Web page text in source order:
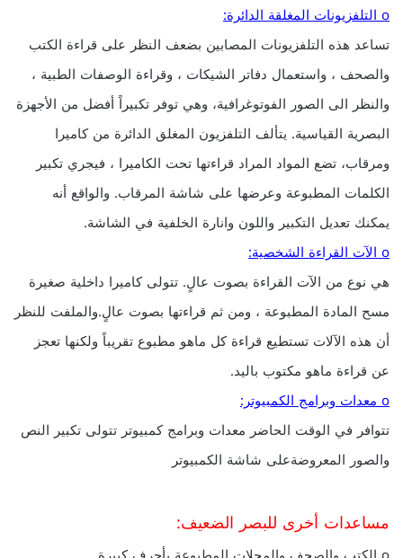
o التلفزيونات المغلقة الدائرة:
تساعد هذه التلفزيونات المصابين بضعف النظر على قراءة الكتب
والصحف ، واستعمال دفاتر الشيكات ، وقراءة الوصفات الطبية ،
والنظر الى الصور الفوتوغرافية، وهي توفر تكبيراً أفضل من الأجهزة
البصرية القياسية. يتألف التلفزيون المغلق الدائرة من كاميرا
ومرقاب، تضع المواد المراد قراءتها تحت الكاميرا ، فيجري تكبير
الكلمات المطبوعة وعرضها على شاشة المرقاب. والواقع أنه
يمكنك تعديل التكبير واللون وانارة الخلفية في الشاشة.
o الآت القراءة الشخصية:
هي نوع من الآت القراءة بصوت عالٍ. تتولى كاميرا داخلية صغيرة
مسح المادة المطبوعة ، ومن ثم قراءتها بصوت عالٍ.والملفت للنظر
أن هذه الآلات تستطيع قراءة كل ماهو مطبوع تقريباً ولكنها تعجز
عن قراءة ماهو مكتوب باليد.
o معدات وبرامج الكمبيوتر:
تتوافر في الوقت الحاضر معدات وبرامج كمبيوتر تتولى تكبير النص
والصور المعروضةعلى شاشة الكمبيوتر
مساعدات أخرى للبصر الضعيف: